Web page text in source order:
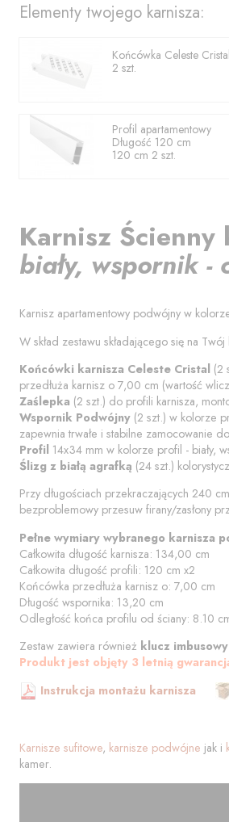
Elementy twojego karnisza:
Końcówka Celeste Cristal
2 szt.
Profil apartamentowy
Długość 120 cm
120 cm2 szt.
Karnisz
biały, wspornik -
Karnisz apartamentowy podwójny w
W skład zestawu składającego się na
Końcówki karnisza Celeste Cristal (2
przedłuża karnisz o 7,00 cm (wartość
Zaślepka (2 szt.) do profili karnisza,
Wspornik Podwójny (2 szt.) w kolorze
zapewnia trwałe i stabilne zamocowanie
Profil 14x34 mm w kolorze profil - biały,
Ślizg z białą agrafką (24 szt.)
Przy długościach przekraczających 240
bezproblemowy przesuw firany/zasłony
Pełne wymiary wybranego karnisza
Całkowita długość karnisza: 134,00 cm
Całkowita długość profili: 120 cm x2
Końcówka przedłuża karnisz o: 7,00 cm
Długość wspornika: 13,20 cm
Odległość końca profilu od ściany: 8.10
Zestaw zawiera również klucz imbusowy
Produkt jest objęty 3 letnią
Instrukcja montażu karnisza
Karnisze sufitowe, karnisze podwójne jak i
kamer.